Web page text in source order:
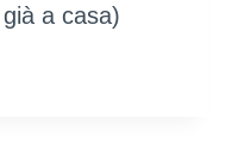
a casa)